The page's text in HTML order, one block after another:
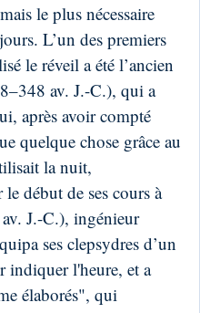
le plus nécessaire
L’un des premiers
le réveil a été l’ancien
av. J.-C.), qui a
après avoir compté
quelque chose grâce au
la nuit,
début de ses cours à
J.-C.), ingénieur
ses clepsydres d’un
indiquer l'heure, et a
élaborés", qui